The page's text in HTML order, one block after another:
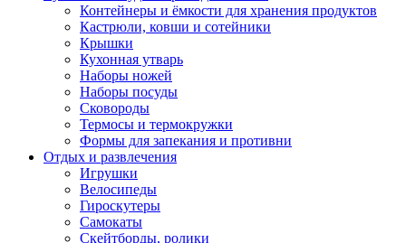
Контейнеры и ёмкости для хранения продуктов
Кастрюли, ковши и сотейники
Крышки
Кухонная утварь
Наборы ножей
Наборы посуды
Сковороды
Термосы и термокружки
Формы для запекания и противни
Отдых и развлечения
Игрушки
Велосипеды
Гироскутеры
Самокаты
Скейтборды, ролики